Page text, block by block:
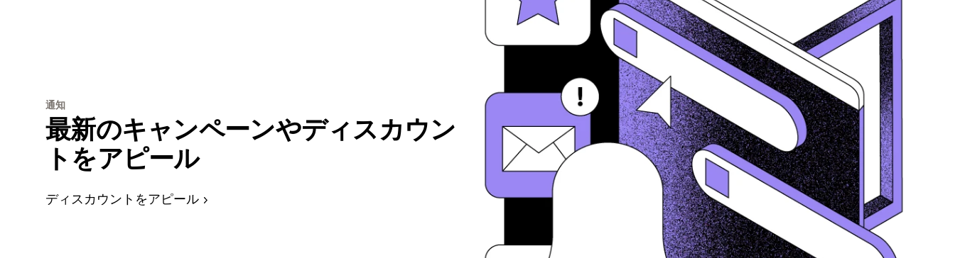
通知
最新のキャンペーンやディスカウン
トをアピール
ディスカウントをアピール